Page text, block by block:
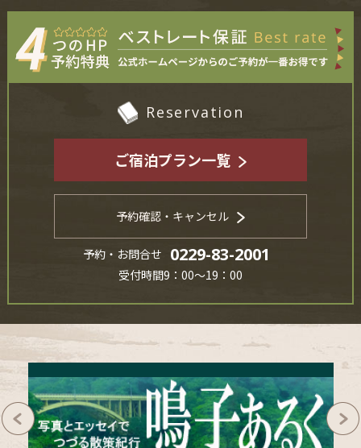
Reservation
ご宿泊プラン一覧
予約確認・キャンセル
予約・お問合せ 0229-83-2001
受付時間9：00～19：00